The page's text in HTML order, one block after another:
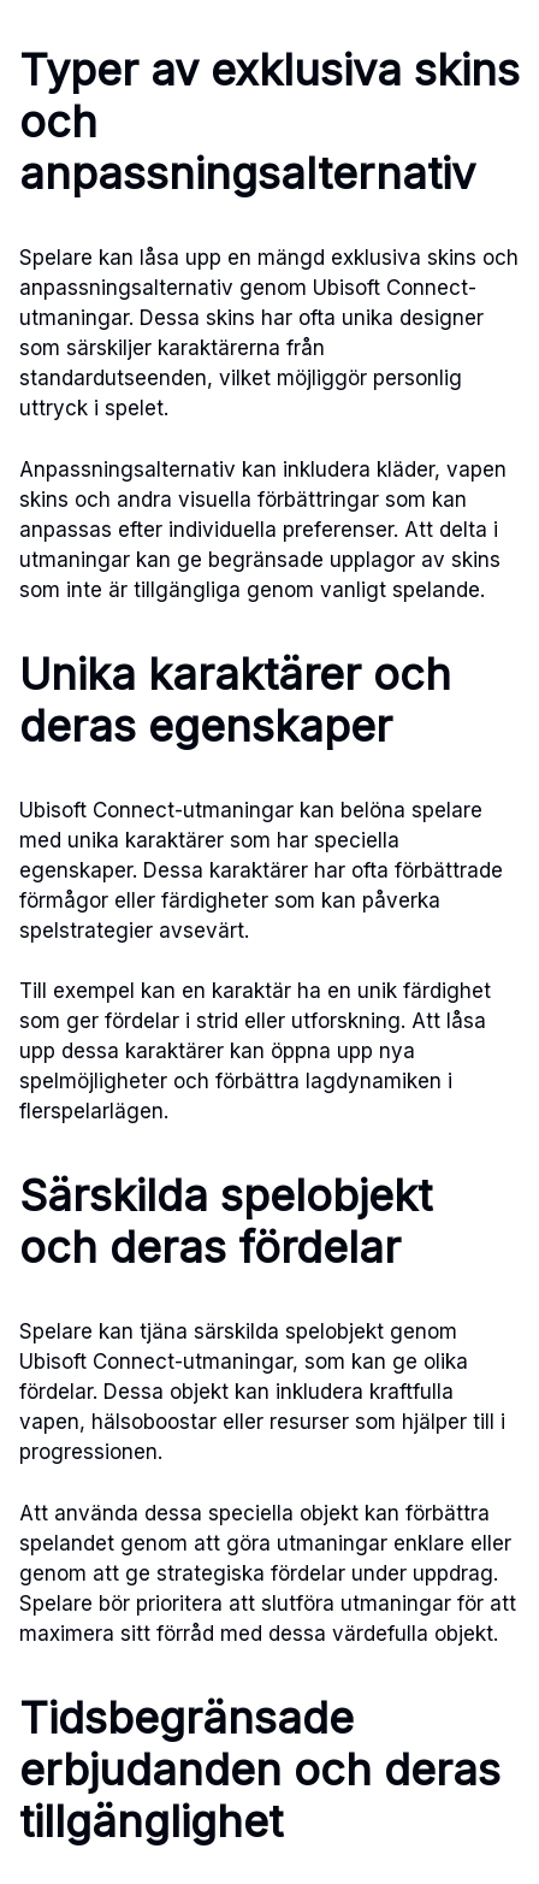
Typer av exklusiva skins
och
anpassningsalternativ
Spelare kan låsa upp en mängd exklusiva skins och
anpassningsalternativ genom Ubisoft Connect-
utmaningar. Dessa skins har ofta unika designer
som särskiljer karaktärerna från
standardutseenden, vilket möjliggör personlig
uttryck i spelet.
Anpassningsalternativ kan inkludera kläder, vapen
skins och andra visuella förbättringar som kan
anpassas efter individuella preferenser. Att delta i
utmaningar kan ge begränsade upplagor av skins
som inte är tillgängliga genom vanligt spelande.
Unika karaktärer och
deras egenskaper
Ubisoft Connect-utmaningar kan belöna spelare
med unika karaktärer som har speciella
egenskaper. Dessa karaktärer har ofta förbättrade
förmågor eller färdigheter som kan påverka
spelstrategier avsevärt.
Till exempel kan en karaktär ha en unik färdighet
som ger fördelar i strid eller utforskning. Att låsa
upp dessa karaktärer kan öppna upp nya
spelmöjligheter och förbättra lagdynamiken i
flerspelarlägen.
Särskilda spelobjekt
och deras fördelar
Spelare kan tjäna särskilda spelobjekt genom
Ubisoft Connect-utmaningar, som kan ge olika
fördelar. Dessa objekt kan inkludera kraftfulla
vapen, hälsoboostar eller resurser som hjälper till i
progressionen.
Att använda dessa speciella objekt kan förbättra
spelandet genom att göra utmaningar enklare eller
genom att ge strategiska fördelar under uppdrag.
Spelare bör prioritera att slutföra utmaningar för att
maximera sitt förråd med dessa värdefulla objekt.
Tidsbegränsade
erbjudanden och deras
tillgänglighet